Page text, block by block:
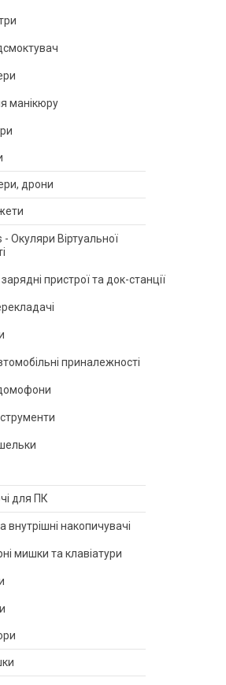
манікюру
дрони
- Окуляри Віртуальної
пристрої та док-станції
приналежності
для ПК
внутрішні накопичувачі
мишки та клавіатури